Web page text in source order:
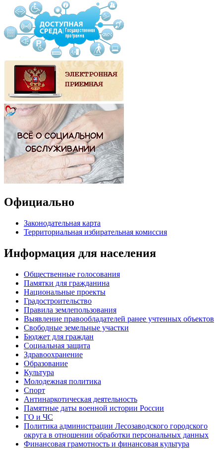
Официально
Законодательная карта
Территориальная избирательная комиссия
Информация для населения
Общественные голосования
Памятки для гражданина
Национальные проекты
Градостроительство
Правила землепользования
Выявление правообладателей ранее учтенных объектов
Свободные земельные участки
Бюджет для граждан
Социальная защита
Здравоохранение
Образование
Культура
Молодежная политика
Спорт
Антинаркотическая деятельность
Памятные даты военной истории России
ГО и ЧС
Политика администрации Лесозаводского городского
округа в отношении обработки персональных данных
Финансовая грамотность и финансовая культура